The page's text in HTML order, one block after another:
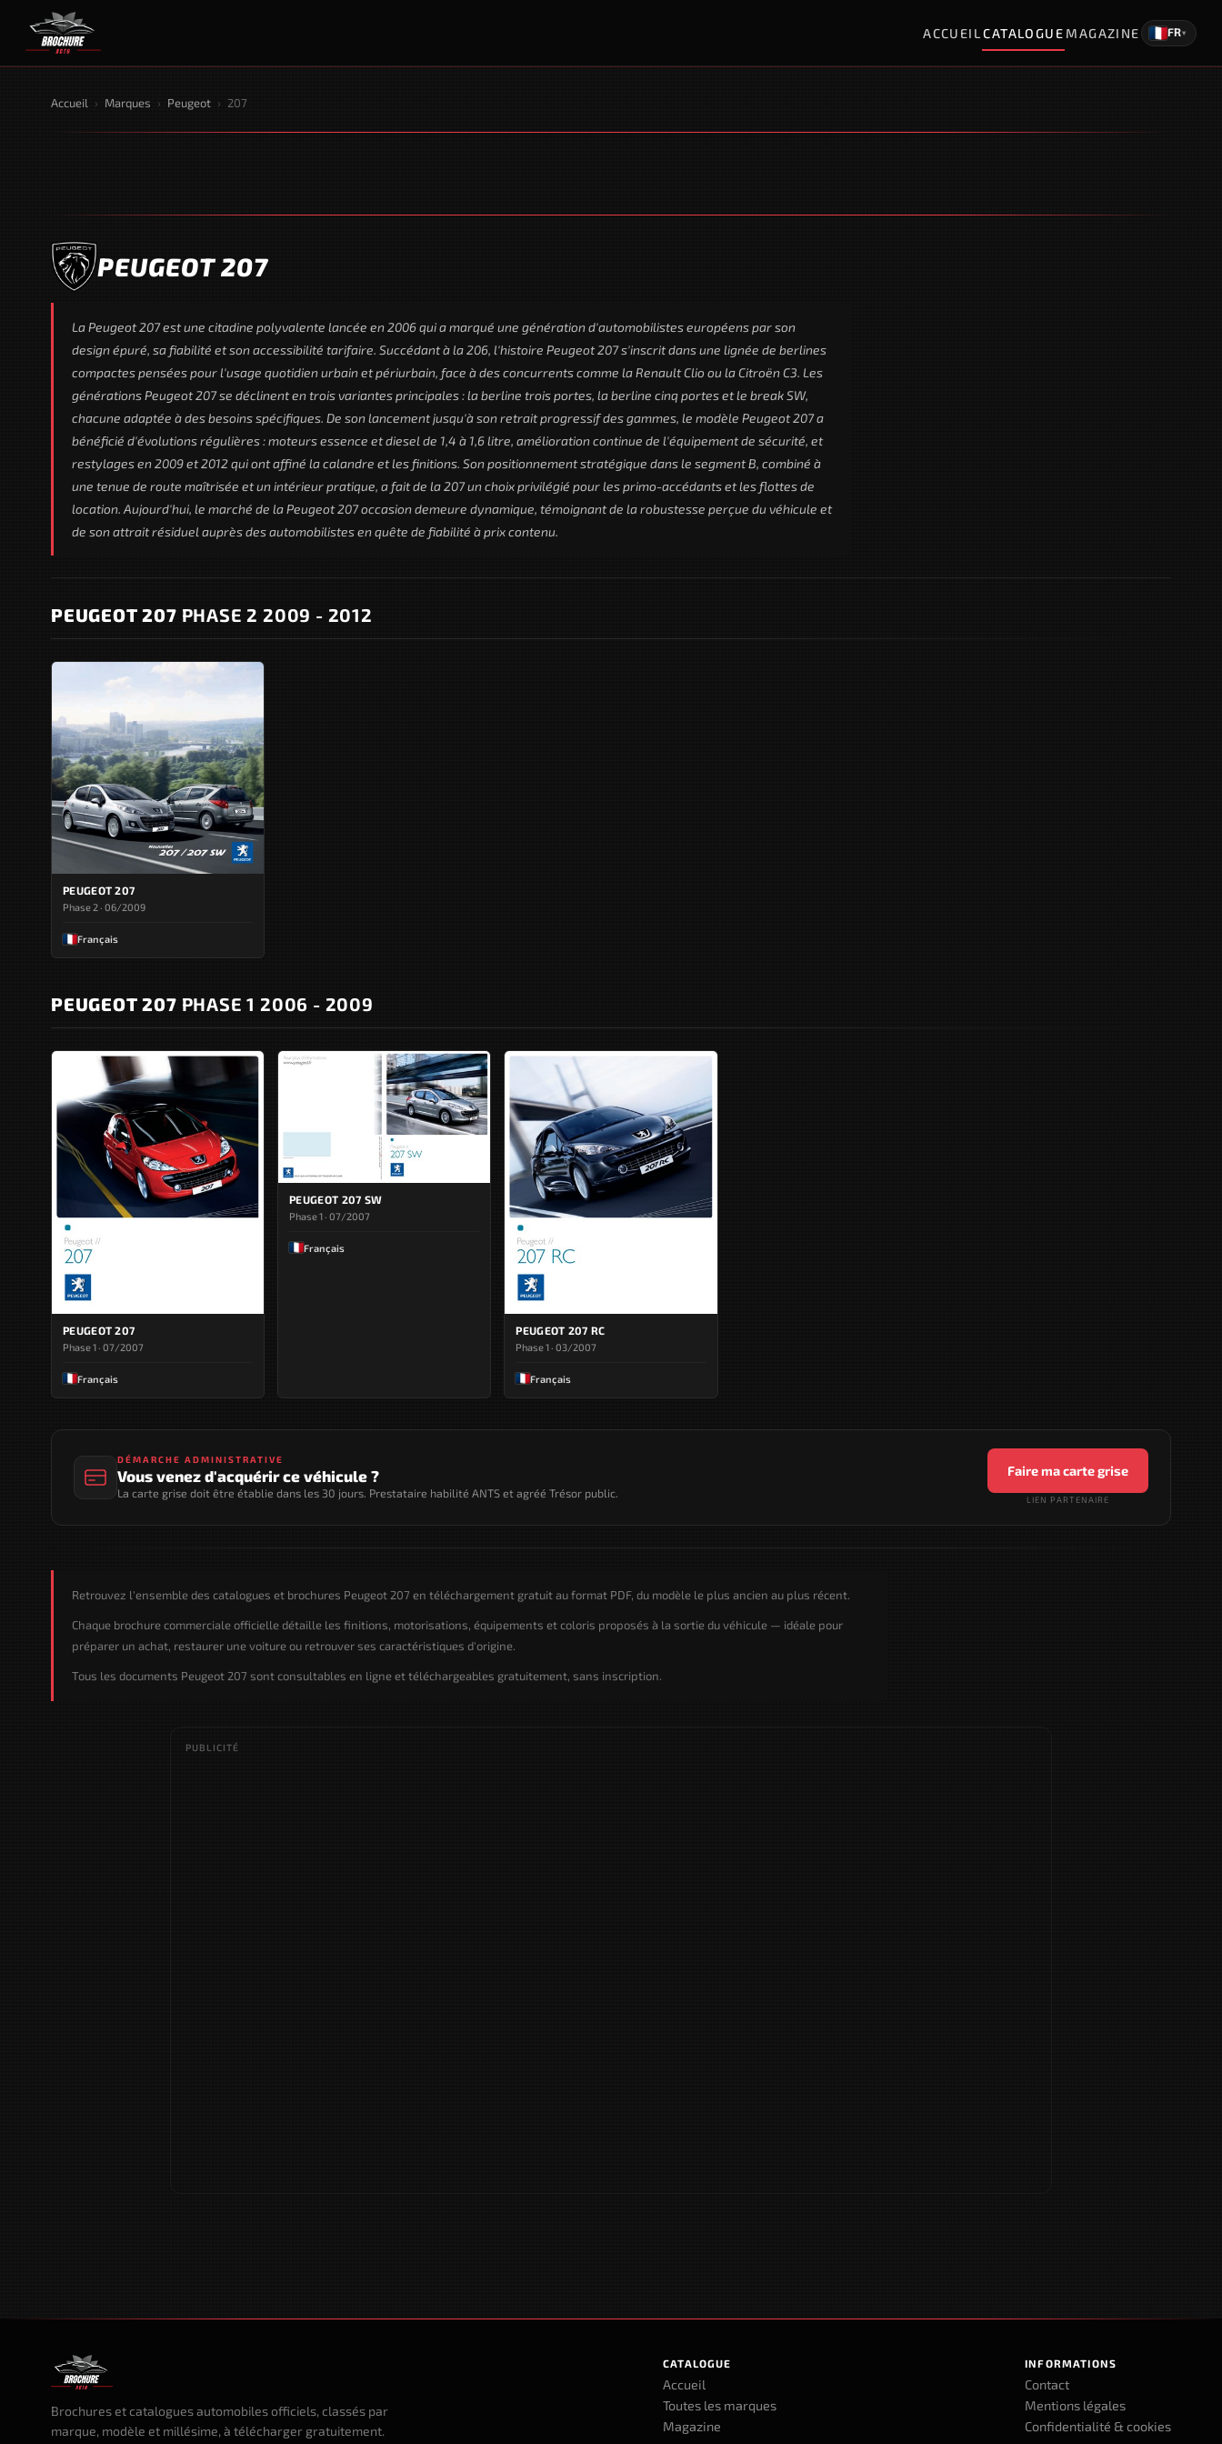
ACCUEILCATALOGUE MAGAZINE FR▾
Accueil › Marques › Peugeot › 207
PEUGEOT 207
La Peugeot 207 est une citadine polyvalente lancée en 2006 qui a marqué une génération d'automobilistes européens par son
design épuré, sa fiabilité et son accessibilité tarifaire. Succédant à la 206, l'histoire Peugeot 207 s'inscrit dans une lignée de berlines
compactes pensées pour l'usage quotidien urbain et périurbain, face à des concurrents comme la Renault Clio ou la Citroën C3. Les
générations Peugeot 207 se déclinent en trois variantes principales : la berline trois portes, la berline cinq portes et le break SW,
chacune adaptée à des besoins spécifiques. De son lancement jusqu'à son retrait progressif des gammes, le modèle Peugeot 207 a
bénéficié d'évolutions régulières : moteurs essence et diesel de 1,4 à 1,6 litre, amélioration continue de l'équipement de sécurité, et
restylages en 2009 et 2012 qui ont affiné la calandre et les finitions. Son positionnement stratégique dans le segment B, combiné à
une tenue de route maîtrisée et un intérieur pratique, a fait de la 207 un choix privilégié pour les primo-accédants et les flottes de
location. Aujourd'hui, le marché de la Peugeot 207 occasion demeure dynamique, témoignant de la robustesse perçue du véhicule et
de son attrait résiduel auprès des automobilistes en quête de fiabilité à prix contenu.
PEUGEOT 207 PHASE 2 2009 - 2012
PEUGEOT 207
Phase 2 · 06/2009
Français
PEUGEOT 207 PHASE 1 2006 - 2009
PEUGEOT 207
Phase 1 · 07/2007
Français
PEUGEOT 207 SW
Phase 1 · 07/2007
Français
PEUGEOT 207 RC
Phase 1 · 03/2007
Français
DÉMARCHE ADMINISTRATIVE
Vous venez d'acquérir ce véhicule ?
La carte grise doit être établie dans les 30 jours. Prestataire habilité ANTS et agréé Trésor public.
Faire ma carte grise
LIEN PARTENAIRE
Retrouvez l'ensemble des catalogues et brochures Peugeot 207 en téléchargement gratuit au format PDF, du modèle le plus ancien au plus récent.
Chaque brochure commerciale officielle détaille les finitions, motorisations, équipements et coloris proposés à la sortie du véhicule — idéale pour
préparer un achat, restaurer une voiture ou retrouver ses caractéristiques d'origine.
Tous les documents Peugeot 207 sont consultables en ligne et téléchargeables gratuitement, sans inscription.
PUBLICITÉ
Brochures et catalogues automobiles officiels, classés par
marque, modèle et millésime, à télécharger gratuitement.
CATALOGUE
Accueil
Toutes les marques
Magazine
INFORMATIONS
Contact
Mentions légales
Confidentialité & cookies